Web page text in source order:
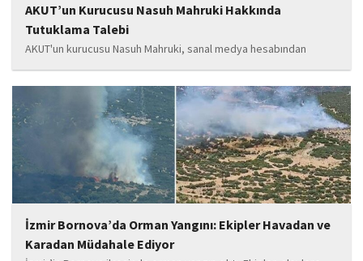
AKUT’un Kurucusu Nasuh Mahruki Hakkında
Tutuklama Talebi
AKUT'un kurucusu Nasuh Mahruki, sanal medya hesabından
yaptığı '15 Temmuz' paylaşımı nedeniyle 'Halkı kin ve düşmanlığa
tahrik veya aşağılama' suçundan gözaltına alındı. Mahruki,
tutuklama talebiyle Sulh Ceza Hakimliği'ne sevk edildi.
İzmir Bornova’da Orman Yangını: Ekipler Havadan ve
Karadan Müdahale Ediyor